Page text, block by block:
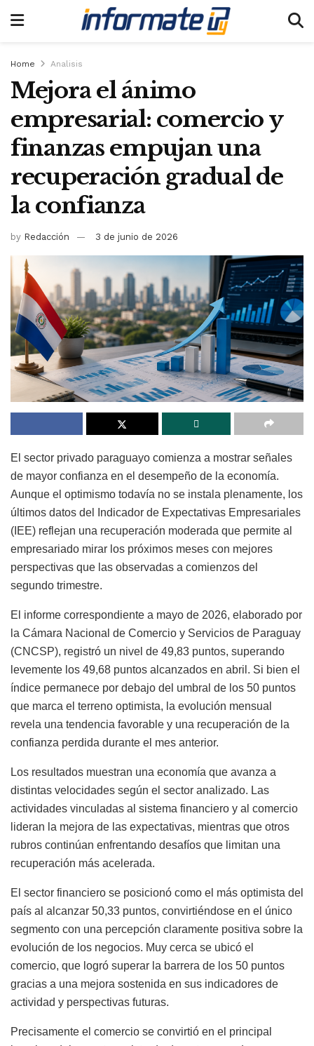
Home Analisis
Mejora el ánimo
empresarial: comercio y
finanzas empujan una
recuperación gradual de
la confianza
by Redacción 3 de junio de 2026
El sector privado paraguayo comienza a mostrar señales
de mayor confianza en el desempeño de la economía.
Aunque el optimismo todavía no se instala plenamente, los
últimos datos del Indicador de Expectativas Empresariales
(IEE) reflejan una recuperación moderada que permite al
empresariado mirar los próximos meses con mejores
perspectivas que las observadas a comienzos del
segundo trimestre.
El informe correspondiente a mayo de 2026, elaborado por
la Cámara Nacional de Comercio y Servicios de Paraguay
(CNCSP), registró un nivel de 49,83 puntos, superando
levemente los 49,68 puntos alcanzados en abril. Si bien el
índice permanece por debajo del umbral de los 50 puntos
que marca el terreno optimista, la evolución mensual
revela una tendencia favorable y una recuperación de la
confianza perdida durante el mes anterior.
Los resultados muestran una economía que avanza a
distintas velocidades según el sector analizado. Las
actividades vinculadas al sistema financiero y al comercio
lideran la mejora de las expectativas, mientras que otros
rubros continúan enfrentando desafíos que limitan una
recuperación más acelerada.
El sector financiero se posicionó como el más optimista del
país al alcanzar 50,33 puntos, convirtiéndose en el único
segmento con una percepción claramente positiva sobre la
evolución de los negocios. Muy cerca se ubicó el
comercio, que logró superar la barrera de los 50 puntos
gracias a una mejora sostenida en sus indicadores de
actividad y perspectivas futuras.
Precisamente el comercio se convirtió en el principal